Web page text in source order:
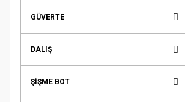
GÜVERTE
DALIŞ
ŞİŞME BOT